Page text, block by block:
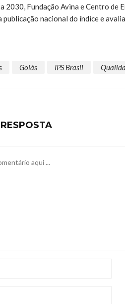
2030, Fundação Avina e Centro de
nacional do índice e
Goiás IPS Brasil